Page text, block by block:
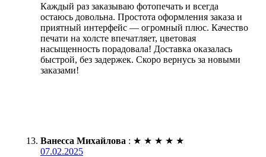
Каждый раз заказываю фотопечать и всегда
остаюсь довольна. Простота оформления заказа и
приятный интерфейс — огромный плюс. Качество
печати на холсте впечатляет, цветовая
насыщенность порадовала! Доставка оказалась
быстрой, без задержек. Скоро вернусь за новыми
заказами!
Ванесса Михайлова : ★ ★ ★ ★ ★
07.02.2025